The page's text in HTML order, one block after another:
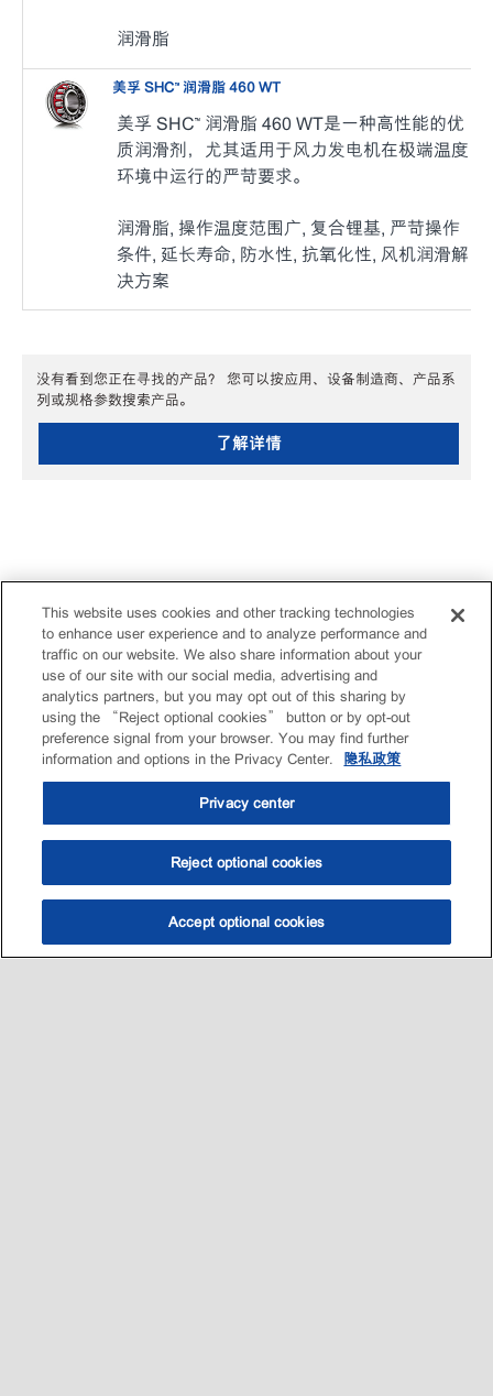
选油助手 查找门店
润滑脂
美孚 SHC™ 润滑脂 460 WT
美孚 SHC™ 润滑脂 460 WT是一种高性能的优
质润滑剂，尤其适用于风力发电机在极端温度
环境中运行的严苛要求。
润滑脂, 操作温度范围广, 复合锂基, 严苛操作
条件, 延长寿命, 防水性, 抗氧化性, 风机润滑解
决方案
没有看到您正在寻找的产品？ 您可以按应用、设备制造商、产品系
列或规格参数搜索产品。
了解详情
This website uses cookies and other tracking technologies
to enhance user experience and to analyze performance and
traffic on our website. We also share information about your
use of our site with our social media, advertising and
analytics partners, but you may opt out of this sharing by
using the “Reject optional cookies” button or by opt-out
preference signal from your browser. You may find further
information and options in the Privacy Center.
隐私政策
Privacy center
Reject optional cookies
Accept optional cookies